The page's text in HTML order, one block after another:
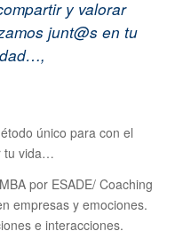
y valorar
junt@s en tu
único para con el
tu vida…
por ESADE/ Coaching
empresas y emociones.
e interacciones.